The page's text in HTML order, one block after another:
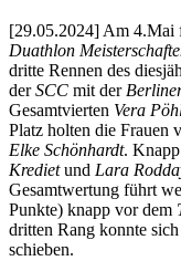
[29.05.2024] Am 4.Mai
Duathlon
dritte Rennen des
derSCC mit der
Gesamtvierten Vera
Platz holten die Frauen
Elke Schönhardt.
Kredietund Lara
Gesamtwertung führt
Punkte) knapp vor dem
dritten Rang konnte
schieben.